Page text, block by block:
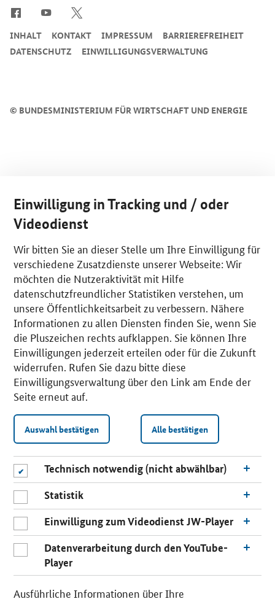
n
© BUNDESMINISTERIUM FÜR WIRTSCHAFT UND ENERGIE
INHALT KONTAKT IMPRESSUM
BARRIEREFREIHEIT
DATENSCHUTZ
EINWILLIGUNGSVERWALTUNG
Einwilligung in Tracking und / oder
Videodienst
Wir bitten Sie an dieser Stelle um Ihre Einwilligung für
verschiedene Zusatzdienste unserer Webseite: Wir
möchten die Nutzeraktivität mit Hilfe
datenschutzfreundlicher Statistiken verstehen, um
unsere Öffentlichkeitsarbeit zu verbessern. Nähere
Informationen zu allen Diensten finden Sie, wenn Sie
die Pluszeichen rechts aufklappen. Sie können Ihre
Einwilligungen jederzeit erteilen oder für die Zukunft
widerrufen. Rufen Sie dazu bitte diese
Einwilligungsverwaltung über den Link am Ende der
Seite erneut auf.
Auswahl bestätigen Alle bestätigen
Technisch notwendig (nicht abwählbar)
Statistik
Einwilligung zum Videodienst JW-Player
Datenverarbeitung durch den YouTube-
Player
Ausführliche Informationen über Ihre